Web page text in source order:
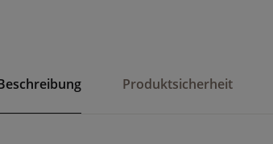
Produktsicherheit